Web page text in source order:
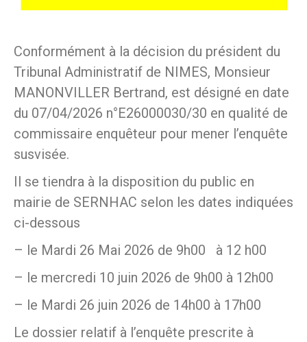
Conformément à la décision du président du
Tribunal Administratif de NIMES, Monsieur
MANONVILLER Bertrand, est désigné en date
du 07/04/2026 n°E26000030/30 en qualité de
commissaire enquêteur pour mener l’enquête
susvisée.
Il se tiendra à la disposition du public en
mairie de SERNHAC selon les dates indiquées
ci-dessous
– le Mardi 26 Mai 2026 de 9h00 à 12 h00
– le mercredi 10 juin 2026 de 9h00 à 12h00
– le Mardi 26 juin 2026 de 14h00 à 17h00
Le dossier relatif à l’enquête prescrite à